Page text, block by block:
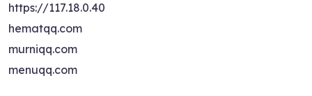
https://117.18.0.40
hematqq.com
murniqq.com
menuqq.com